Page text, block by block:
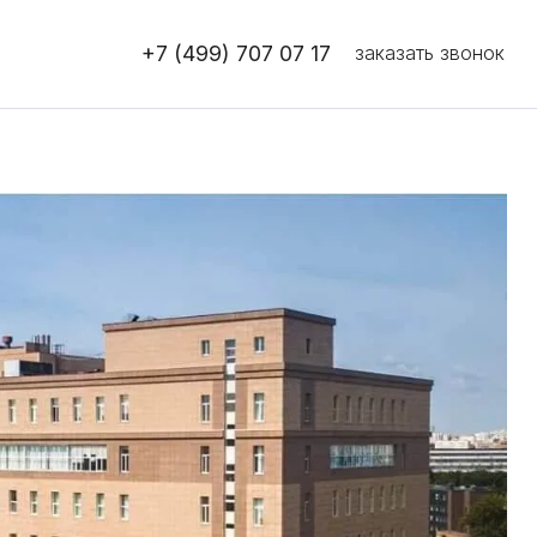
+7 (499) 707 07 17 заказать звонок